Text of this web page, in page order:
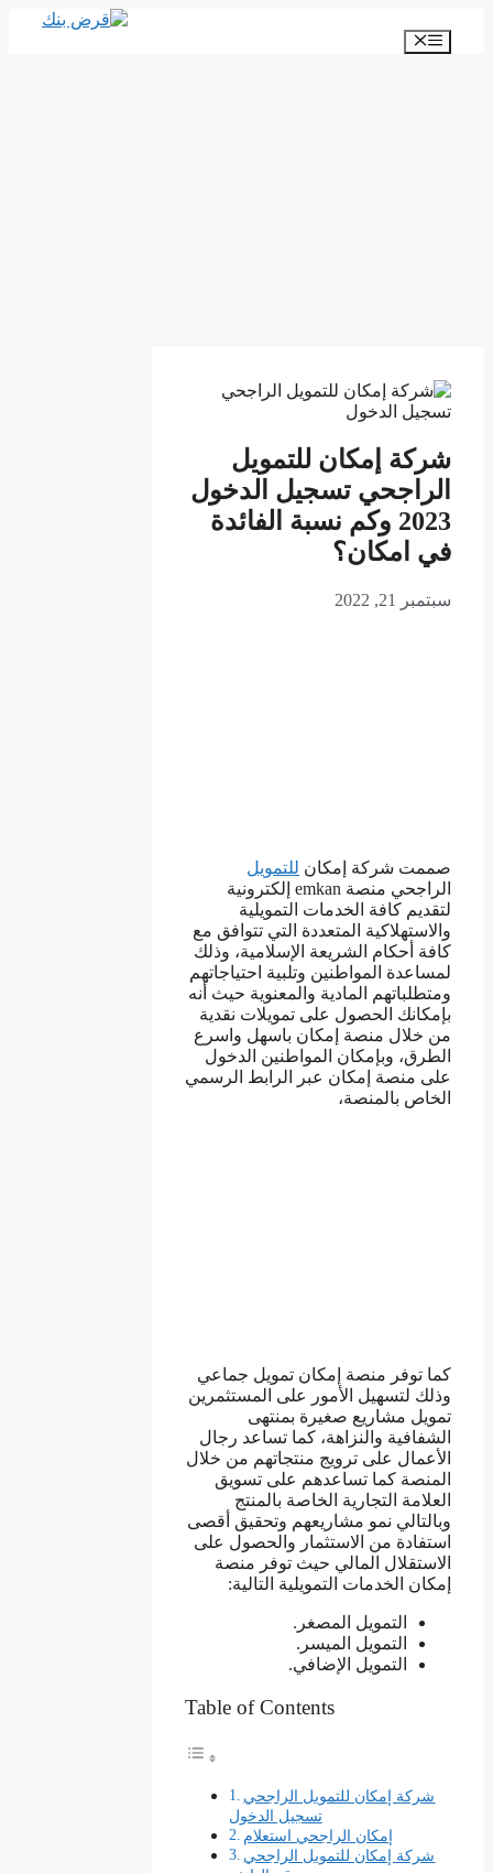
المحتوى
القائمة
شركة إمكان للتمويل
الراجحي تسجيل الدخول
2023 وكم نسبة الفائدة
في امكان؟
سبتمبر 21, 2022
صممت شركة إمكان للتمويل
الراجحي منصة emkan إلكترونية
لتقديم كافة الخدمات التمويلية
والاستهلاكية المتعددة التي تتوافق مع
كافة أحكام الشريعة الإسلامية، وذلك
لمساعدة المواطنين وتلبية احتياجاتهم
ومتطلباتهم المادية والمعنوية حيث أنه
بإمكانك الحصول على تمويلات نقدية
من خلال منصة إمكان باسهل واسرع
الطرق، وبإمكان المواطنين الدخول
على منصة إمكان عبر الرابط الرسمي
الخاص بالمنصة،
كما توفر منصة إمكان تمويل جماعي
وذلك لتسهيل الأمور على المستثمرين
تمويل مشاريع صغيرة بمنتهى
الشفافية والنزاهة، كما تساعد رجال
الأعمال على ترويج منتجاتهم من خلال
المنصة كما تساعدهم على تسويق
العلامة التجارية الخاصة بالمنتج
وبالتالي نمو مشاريعهم وتحقيق أقصى
استفادة من الاستثمار والحصول على
الاستقلال المالي حيث توفر منصة
إمكان الخدمات التمويلية التالية:
التمويل المصغر.
التمويل الميسر.
التمويل الإضافي.
Table of Contents
شركة إمكان للتمويل الراجحي
تسجيل الدخول
إمكان الراجحي استعلام
شركة إمكان للتمويل الراجحي